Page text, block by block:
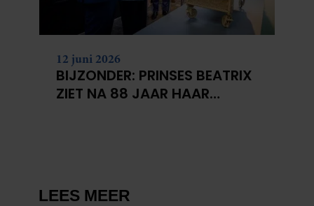
12 juni 2026
BIJZONDER: PRINSES BEATRIX
ZIET NA 88 JAAR HAAR